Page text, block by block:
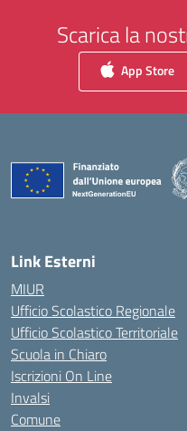
Scarica la
App Store
Link Esterni
MIUR
Ufficio Scolastico Regionale
Ufficio Scolastico Territoriale
Scuola in Chiaro
Iscrizioni On Line
Invalsi
Comune